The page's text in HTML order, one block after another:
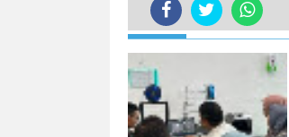
Ada-ada Saja,
TERKINI